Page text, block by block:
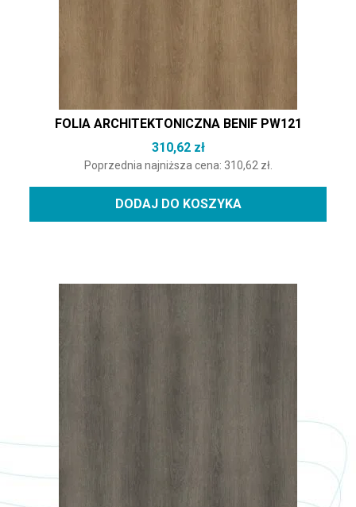
FOLIA ARCHITEKTONICZNA BENIF PW121
310,62 zł
Poprzednia najniższa cena: 310,62 zł.
DODAJ DO KOSZYKA